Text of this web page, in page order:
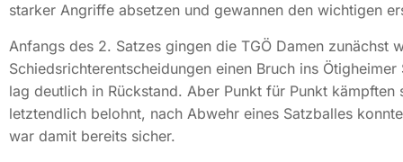
starker Angriffe absetzen und gewannen den wichtigen
Anfangs des 2. Satzes gingen die TGÖ Damen zunächst
Schiedsrichterentscheidungen einen Bruch ins
lag deutlich in Rückstand. Aber Punkt für Punkt
letztendlich belohnt, nach Abwehr eines Satzballes
war damit bereits sicher.